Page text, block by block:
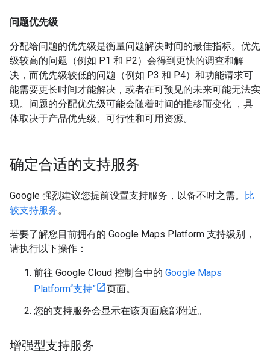
问题优先级
分配给问题的优先级是衡量问题解决时间的最佳指标。优先
级较高的问题（例如 P1 和 P2）会得到更快的调查和解
决，而优先级较低的问题（例如 P3 和 P4）和功能请求可
能需要更长时间才能解决，或者在可预见的未来可能无法实
现。问题的分配优先级可能会随着时间的推移而变化 ，具
体取决于产品优先级、可行性和可用资源。
确定合适的支持服务
Google 强烈建议您提前设置支持服务，以备不时之需。
比
较支持服务。
若要了解您目前拥有的 Google Maps Platform 支持级别，
请执行以下操作：
前往 Google Cloud 控制台中的 Google Maps
Platform“支持”
页面。
您的支持服务会显示在该页面底部附近。
增强型支持服务